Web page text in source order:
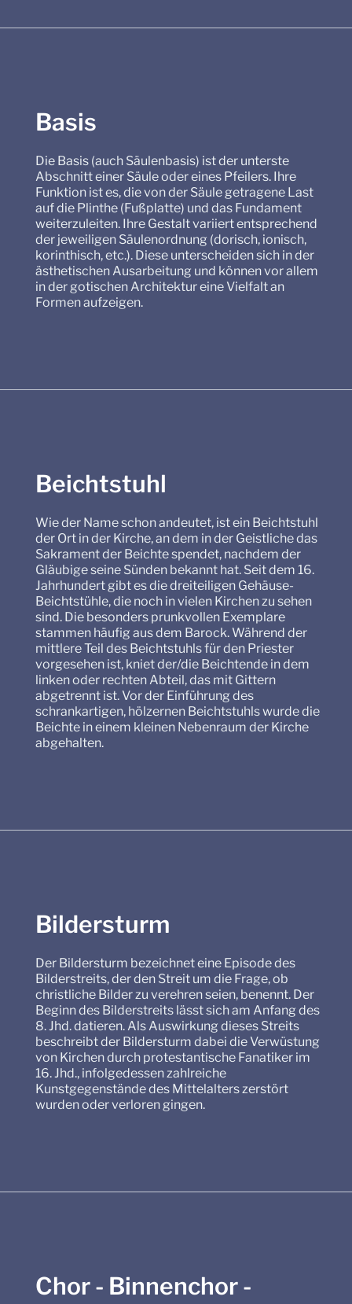
Basis
Die Basis (auch Säulenbasis) ist der unterste
Abschnitt einer Säule oder eines Pfeilers. Ihre
Funktion ist es, die von der Säule getragene Last
auf die Plinthe (Fußplatte) und das Fundament
weiterzuleiten. Ihre Gestalt variiert entsprechend
der jeweiligen Säulenordnung (dorisch, ionisch,
korinthisch, etc.). Diese unterscheiden sich in der
ästhetischen Ausarbeitung und können vor allem
in der gotischen Architektur eine Vielfalt an
Formen aufzeigen.
Beichtstuhl
Wie der Name schon andeutet, ist ein Beichtstuhl
der Ort in der Kirche, an dem in der Geistliche das
Sakrament der Beichte spendet, nachdem der
Gläubige seine Sünden bekannt hat. Seit dem 16.
Jahrhundert gibt es die dreiteiligen Gehäuse-
Beichtstühle, die noch in vielen Kirchen zu sehen
sind. Die besonders prunkvollen Exemplare
stammen häufig aus dem Barock. Während der
mittlere Teil des Beichtstuhls für den Priester
vorgesehen ist, kniet der/die Beichtende in dem
linken oder rechten Abteil, das mit Gittern
abgetrennt ist. Vor der Einführung des
schrankartigen, hölzernen Beichtstuhls wurde die
Beichte in einem kleinen Nebenraum der Kirche
abgehalten.
Bildersturm
Der Bildersturm bezeichnet eine Episode des
Bilderstreits, der den Streit um die Frage, ob
christliche Bilder zu verehren seien, benennt. Der
Beginn des Bilderstreits lässt sich am Anfang des
8. Jhd. datieren. Als Auswirkung dieses Streits
beschreibt der Bildersturm dabei die Verwüstung
von Kirchen durch protestantische Fanatiker im
16. Jhd., infolgedessen zahlreiche
Kunstgegenstände des Mittelalters zerstört
wurden oder verloren gingen.
Chor - Binnenchor -